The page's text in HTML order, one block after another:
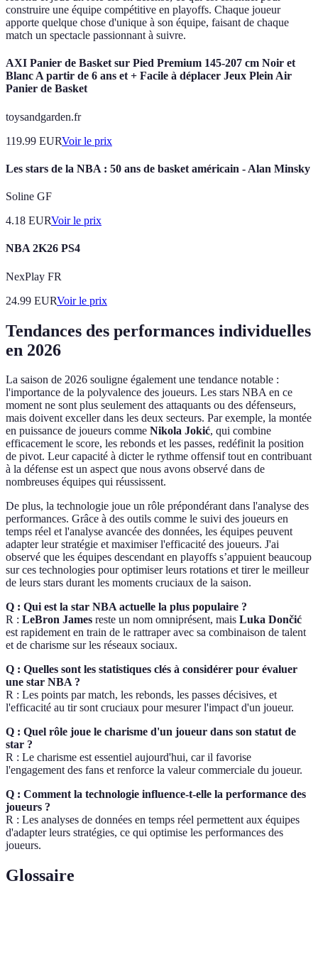
construire une équipe compétitive en playoffs. Chaque joueur
apporte quelque chose d'unique à son équipe, faisant de chaque
match un spectacle passionnant à suivre.
AXI Panier de Basket sur Pied Premium 145-207 cm Noir et
Blanc A partir de 6 ans et + Facile à déplacer Jeux Plein Air
Panier de Basket
toysandgarden.fr
119.99 EURVoir le prix
Les stars de la NBA : 50 ans de basket américain - Alan Minsky
Soline GF
4.18 EURVoir le prix
NBA 2K26 PS4
NexPlay FR
24.99 EURVoir le prix
Tendances des performances individuelles
en 2026
La saison de 2026 souligne également une tendance notable :
l'importance de la polyvalence des joueurs. Les stars NBA en ce
moment ne sont plus seulement des attaquants ou des défenseurs,
mais doivent exceller dans les deux secteurs. Par exemple, la montée
en puissance de joueurs comme Nikola Jokić, qui combine
efficacement le score, les rebonds et les passes, redéfinit la position
de pivot. Leur capacité à dicter le rythme offensif tout en contribuant
à la défense est un aspect que nous avons observé dans de
nombreuses équipes qui réussissent.
De plus, la technologie joue un rôle prépondérant dans l'analyse des
performances. Grâce à des outils comme le suivi des joueurs en
temps réel et l'analyse avancée des données, les équipes peuvent
adapter leur stratégie et maximiser l'efficacité des joueurs. J'ai
observé que les équipes descendant en playoffs s’appuient beaucoup
sur ces technologies pour optimiser leurs rotations et tirer le meilleur
de leurs stars durant les moments cruciaux de la saison.
Q : Qui est la star NBA actuelle la plus populaire ?
R : LeBron James reste un nom omniprésent, mais Luka Dončić
est rapidement en train de le rattraper avec sa combinaison de talent
et de charisme sur les réseaux sociaux.
Q : Quelles sont les statistiques clés à considérer pour évaluer
une star NBA ?
R : Les points par match, les rebonds, les passes décisives, et
l'efficacité au tir sont cruciaux pour mesurer l'impact d'un joueur.
Q : Quel rôle joue le charisme d'un joueur dans son statut de
star ?
R : Le charisme est essentiel aujourd'hui, car il favorise
l'engagement des fans et renforce la valeur commerciale du joueur.
Q : Comment la technologie influence-t-elle la performance des
joueurs ?
R : Les analyses de données en temps réel permettent aux équipes
d'adapter leurs stratégies, ce qui optimise les performances des
joueurs.
Glossaire